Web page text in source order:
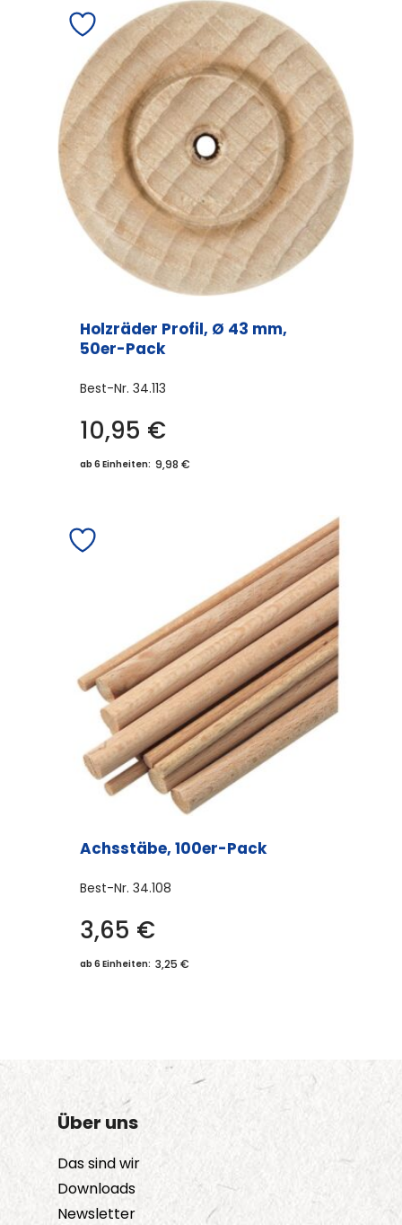
Holzräder Profil, Ø 43 mm,
50er-Pack
Best-Nr. 34.113
10,95 €
ab 6 Einheiten: 9,98 €
Achsstäbe, 100er-Pack
Best-Nr. 34.108
3,65 €
ab 6 Einheiten: 3,25 €
Über uns
Das sind wir
Downloads
Newsletter